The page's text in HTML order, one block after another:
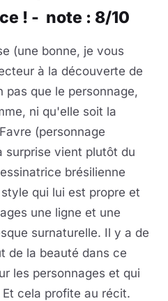
! - note : 8/10
(une bonne, je vous
à la découverte de
pas que le personnage,
ni qu'elle soit la
(personnage
surprise vient plutôt du
brésilienne
qui lui est propre et
une ligne et une
surnaturelle. Il y a de
de la beauté dans ce
les personnages et qui
cela profite au récit.